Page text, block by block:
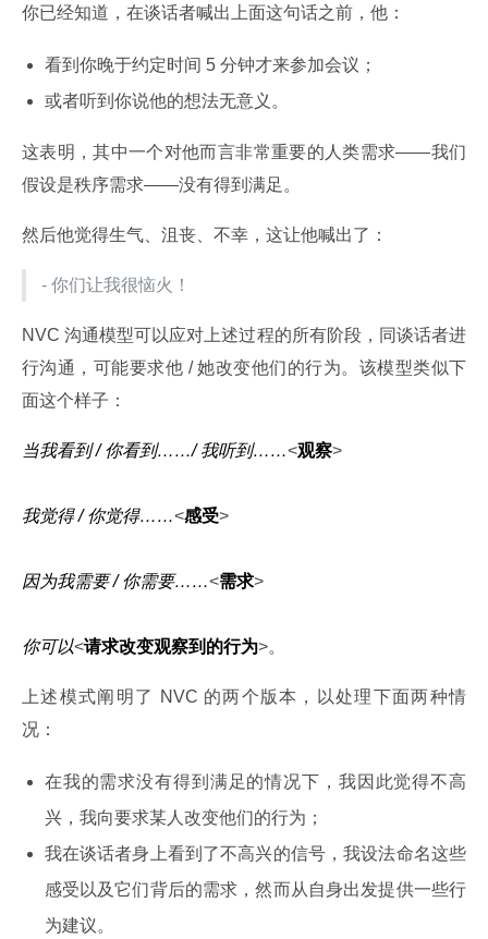
你已经知道，在谈话者喊出上面这句话之前，他：
看到你晚于约定时间 5 分钟才来参加会议；
或者听到你说他的想法无意义。
这表明，其中一个对他而言非常重要的人类需求——我们
假设是秩序需求——没有得到满足。
然后他觉得生气、沮丧、不幸，这让他喊出了：
- 你们让我很恼火！
NVC 沟通模型可以应对上述过程的所有阶段，同谈话者进
行沟通，可能要求他 / 她改变他们的行为。该模型类似下
面这个样子：
当我看到 / 你看到……/ 我听到……<观察>
我觉得 / 你觉得……<感受>
因为我需要 / 你需要……<需求>
你可以<请求改变观察到的行为>。
上述模式阐明了 NVC 的两个版本，以处理下面两种情
况：
在我的需求没有得到满足的情况下，我因此觉得不高
兴，我向要求某人改变他们的行为；
我在谈话者身上看到了不高兴的信号，我设法命名这些
感受以及它们背后的需求，然而从自身出发提供一些行
为建议。